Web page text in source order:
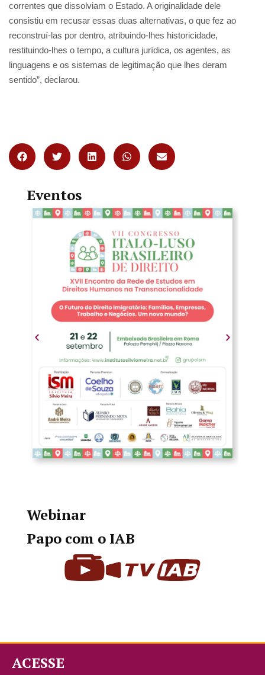
correntes que dissolviam o Estado. A originalidade dele
consistiu em recusar essas duas alternativas, o que fez ao
reconstruí-las por dentro, atribuindo-lhes historicidade,
restituindo-lhes o tempo, a cultura jurídica, os agentes, as
linguagens e os sistemas de legitimação que lhes deram
sentido”, declarou.
Eventos
Webinar
Papo com o IAB
ACESSE